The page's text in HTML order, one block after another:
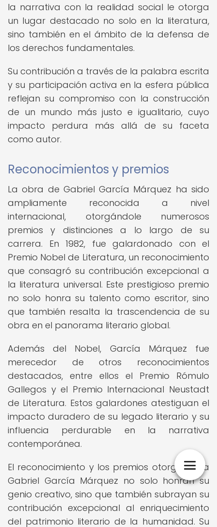
la narrativa con la realidad social le otorga
un lugar destacado no solo en la literatura,
sino también en el ámbito de la defensa de
los derechos fundamentales.
Su contribución a través de la palabra escrita
y su participación activa en la esfera pública
reflejan su compromiso con la construcción
de un mundo más justo e igualitario, cuyo
impacto perdura más allá de su faceta
como autor.
Reconocimientos y premios
La obra de Gabriel García Márquez ha sido
ampliamente reconocida a nivel
internacional, otorgándole numerosos
premios y distinciones a lo largo de su
carrera. En 1982, fue galardonado con el
Premio Nobel de Literatura, un reconocimiento
que consagró su contribución excepcional a
la literatura universal. Este prestigioso premio
no solo honra su talento como escritor, sino
que también resalta la trascendencia de su
obra en el panorama literario global.
Además del Nobel, García Márquez fue
merecedor de otros reconocimientos
destacados, entre ellos el Premio Rómulo
Gallegos y el Premio Internacional Neustadt
de Literatura. Estos galardones atestiguan el
impacto duradero de su legado literario y su
influencia perdurable en la narrativa
contemporánea.
El reconocimiento y los premios otorgados a
Gabriel García Márquez no solo honran su
genio creativo, sino que también subrayan su
contribución excepcional al enriquecimiento
del patrimonio literario de la humanidad. Su